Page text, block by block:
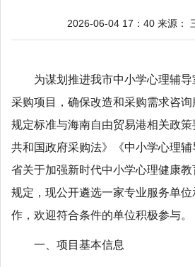
2026-06-04 17：40 来源：
为谋划推进我市中小学心理辅
采购项目，确保改造和采购需求咨
规定标准与海南自由贸易港相关政
共和国政府采购法》《中小学心理
省关于加强新时代中小学心理健康
规定，现公开遴选一家专业服务单
作，欢迎符合条件的单位积极参与。
一、项目基本信息